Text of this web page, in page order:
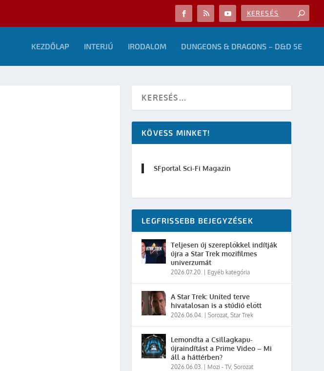
KEZDŐLAP INTERJÚ IRODALOM DUNGEONS & DRAGONS – D&D 5E
KÖVESS MINKET!
SFportal Sci-Fi Magazin
LEGFRISSEBB BEJEGYZÉSEK
Teljesen új szereplőkkel indítják
újra a Star Trek mozifilmes
univerzumát
2026.07.20. Egyéb kategória
A Star Trek: United terve
hivatalosan is a stúdió előtt
2026.06.04. |Sorozat,Star Trek
Lemondta a Csillagkapu-
újraindítást a Prime Video – Mi
áll a háttérben?
2026.06.03. Mozi - TV,Sorozat